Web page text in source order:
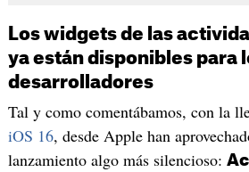
Los widgets de las
ya están disponibles para
desarrolladores
Tal y como comentábamos, con la
iOS 16, desde Apple han
lanzamiento algo más silencioso: